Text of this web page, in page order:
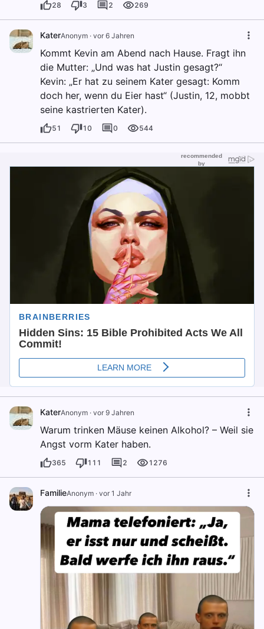
28 3 2 269
KaterAnonym · vor 6 Jahren
Kommt Kevin am Abend nach Hause. Fragt ihn
die Mutter: „Und was hat Justin gesagt?“
Kevin: „Er hat zu seinem Kater gesagt: Komm
doch her, wenn du Eier hast“ (Justin, 12, mobbt
seine kastrierten Kater).
51 10 0 544
KaterAnonym · vor 9 Jahren
Warum trinken Mäuse keinen Alkohol? – Weil sie
Angst vorm Kater haben.
365 111 2 1276
FamilieAnonym · vor 1 Jahr